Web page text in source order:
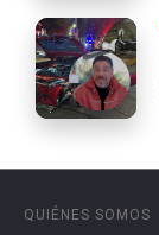
QUIÉNES SOMOS